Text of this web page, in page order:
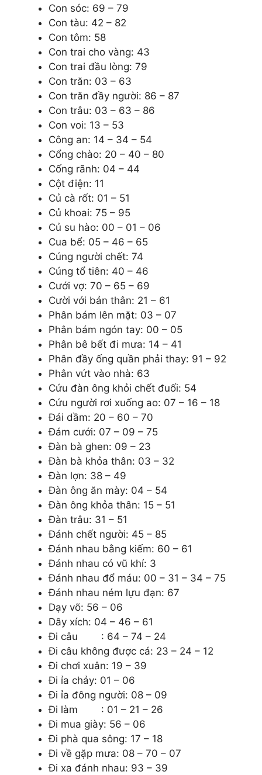
Con sóc: 69 – 79
Con tàu: 42 – 82
Con tôm: 58
Con trai cho vàng: 43
Con trai đầu lòng: 79
Con trăn: 03 – 63
Con trăn đầy người: 86 – 87
Con trâu: 03 – 63 – 86
Con voi: 13 – 53
Công an: 14 – 34 – 54
Cổng chào: 20 – 40 – 80
Cống rãnh: 04 – 44
Cột điện: 11
Củ cà rốt: 01 – 51
Củ khoai: 75 – 95
Củ su hào: 00 – 01 – 06
Cua bể: 05 – 46 – 65
Cúng người chết: 74
Cúng tổ tiên: 40 – 46
Cưới vợ: 70 – 65 – 69
Cười với bản thân: 21 – 61
Phân bám lên mặt: 03 – 07
Phân bám ngón tay: 00 – 05
Phân bê bết đi mưa: 14 – 41
Phân đầy ống quần phải thay: 91 – 92
Phân vứt vào nhà: 63
Cứu đàn ông khỏi chết đuối: 54
Cứu người rơi xuống ao: 07 – 16 – 18
Đái dầm: 20 – 60 – 70
Đám cưới: 07 – 09 – 75
Đàn bà ghen: 09 – 23
Đàn bà khỏa thân: 03 – 32
Đàn lợn: 38 – 49
Đàn ông ăn mày: 04 – 54
Đàn ông khỏa thân: 15 – 51
Đàn trâu: 31 – 51
Đánh chết người: 45 – 85
Đánh nhau bằng kiếm: 60 – 61
Đánh nhau có vũ khí: 3
Đánh nhau đổ máu: 00 – 31 – 34 – 75
Đánh nhau ném lựu đạn: 67
Dạy võ: 56 – 06
Dây xích: 04 – 46 – 61
Đi câu : 64 – 74 – 24
Đi câu không được cá: 23 – 24 – 12
Đi chơi xuân: 19 – 39
Đi ỉa chảy: 01 – 06
Đi ỉa đông người: 08 – 09
Đi làm : 01 – 21 – 26
Đi mua giày: 56 – 06
Đi phà qua sông: 17 – 18
Đi về gặp mưa: 08 – 70 – 07
Đi xa đánh nhau: 93 – 39